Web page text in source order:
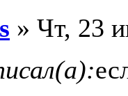
» Чт, 23